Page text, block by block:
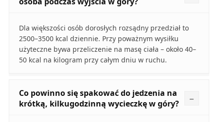
Dla większości osób dorosłych rozsądny przedział to
2500–3500 kcal dziennie. Przy poważnym wysiłku
użyteczne bywa przeliczenie na masę ciała – około 40–
50 kcal na kilogram przy całym dniu w ruchu.
Co powinno się spakować do jedzenia na
krótką, kilkugodzinną wycieczkę w góry?